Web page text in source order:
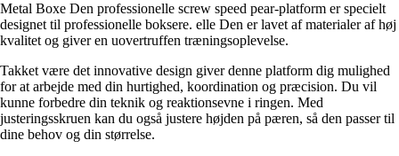
Metal Boxe Den professionelle screw speed pear-platform er specielt
designet til professionelle boksere. elle Den er lavet af materialer af høj
kvalitet og giver en uovertruffen træningsoplevelse.
Takket være det innovative design giver denne platform dig mulighed
for at arbejde med din hurtighed, koordination og præcision. Du vil
kunne forbedre din teknik og reaktionsevne i ringen. Med
justeringsskruen kan du også justere højden på pæren, så den passer til
dine behov og din størrelse.